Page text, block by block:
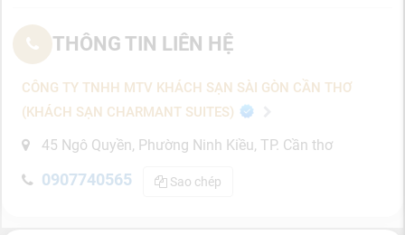
THÔNG TIN LIÊN HỆ
CÔNG TY TNHH MTV KHÁCH SẠN SÀI GÒN CẦN THƠ
(KHÁCH SẠN CHARMANT SUITES)
45 Ngô Quyền, Phường Ninh Kiều, TP. Cần thơ
0907740565 Sao chép